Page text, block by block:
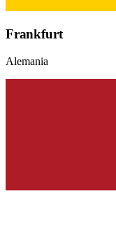
Frankfurt
Alemania